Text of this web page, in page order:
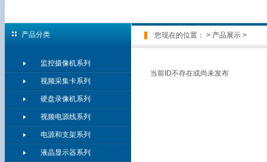
您现在的位置： > 产品展示 >
产品分类
监控摄像机系列
视频采集卡系列
硬盘录像机系列
视频电源线系列
电源和支架系列
液晶显示器系列
当前ID不存在或尚未发布